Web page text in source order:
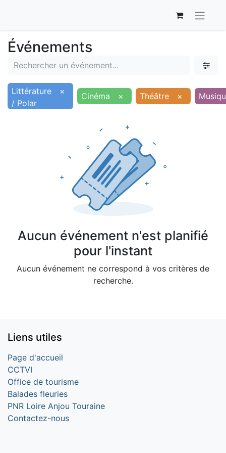
Événements
Littérature
/ Polar
× Cinéma × Théâtre ×
Aucun événement n'est planifié
pour l'instant
Aucun événement ne correspond à vos critères de
recherche.
Liens utiles
Page d'accueil
CCTVI
Office de tourisme
Balades fleuries
PNR Loire Anjou Touraine
Contactez-nous